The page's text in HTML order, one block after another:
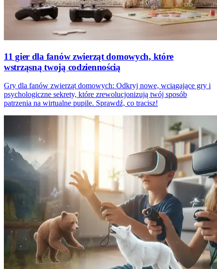
11 gier dla fanów zwierząt domowych, które
wstrząsną twoją codziennością
Gry dla fanów zwierząt domowych: Odkryj nowe, wciągające gry i
psychologiczne sekrety, które zrewolucjonizują twój sposób
patrzenia na wirtualne pupile. Sprawdź, co tracisz!